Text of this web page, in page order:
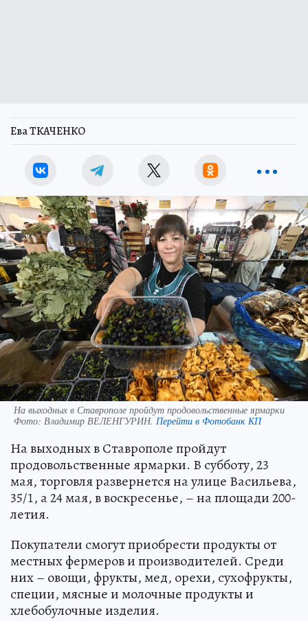
Ева ТКАЧЕНКО
На выходных в Ставрополе пройдут продовольственные ярмарки
Фото: Владимир ВЕЛЕНГУРИН. Перейти в Фотобанк КП
На выходных в Ставрополе пройдут
продовольственные ярмарки. В субботу, 23
мая, торговля развернется на улице Васильева,
35/1, а 24 мая, в воскресенье, – на площади 200-
летия.
Покупатели смогут приобрести продукты от
местных фермеров и производителей. Среди
них – овощи, фрукты, мед, орехи, сухофрукты,
специи, мясные и молочные продукты и
хлебобулочные изделия.